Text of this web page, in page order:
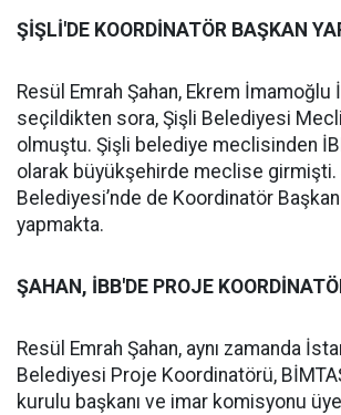
ŞİŞLİ'DE KOORDİNATÖR BAŞKAN
Resül Emrah Şahan, Ekrem İmamoğlu
seçildikten sora, Şişli Belediyesi
olmuştu. Şişli belediye meclisinden
olarak büyükşehirde meclise girmişti.
Belediyesi’nde de Koordinatör Başkan
yapmakta.
ŞAHAN, İBB'DE PROJE
Resül Emrah Şahan, aynı zamanda
Belediyesi Proje Koordinatörü,
kurulu başkanı ve imar komisyonu